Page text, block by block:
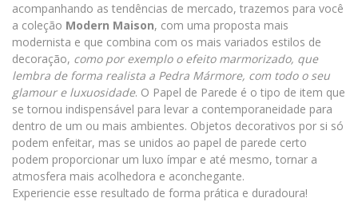
acompanhando as tendências de mercado, trazemos para você
a coleção Modern Maison, com uma proposta mais
modernista e que combina com os mais variados estilos de
decoração, como por exemplo o efeito marmorizado, que
lembra de forma realista a Pedra Mármore, com todo o seu
glamour e luxuosidade. O Papel de Parede é o tipo de item que
se tornou indispensável para levar a contemporaneidade para
dentro de um ou mais ambientes. Objetos decorativos por si só
podem enfeitar, mas se unidos ao papel de parede certo
podem proporcionar um luxo ímpar e até mesmo, tornar a
atmosfera mais acolhedora e aconchegante.
Experiencie esse resultado de forma prática e duradoura!